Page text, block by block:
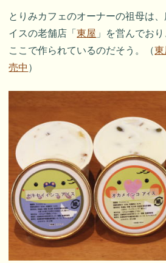
とりみカフェのオーナーの祖母は
イスの老舗店「東屋 」を営んでお
ここで作られているのだそう。（
売中 ）